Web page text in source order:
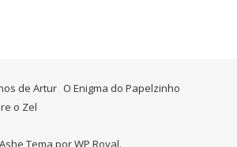
de Artur O Enigma do Papelzinho
o Zel
Ashe Tema porWP Royal.